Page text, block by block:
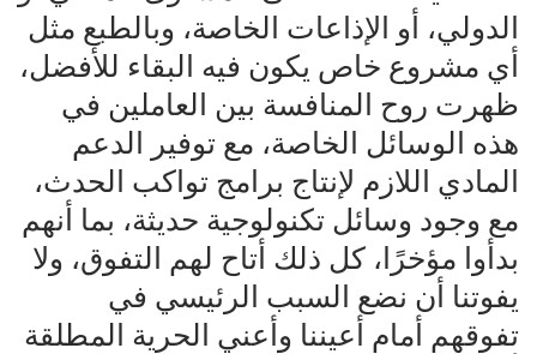
الدولي، أو الإذاعات الخاصة، وبالطبع مثل
أي مشروع خاص يكون فيه البقاء للأفضل،
ظهرت روح المنافسة بين العاملين في
هذه الوسائل الخاصة، مع توفير الدعم
المادي اللازم لإنتاج برامج تواكب الحدث،
مع وجود وسائل تكنولوجية حديثة، بما أنهم
بدأوا مؤخرًا، كل ذلك أتاح لهم التفوق، ولا
يفوتنا أن نضع السبب الرئيسي في
تفوقهم أمام أعيننا وأعني الحرية المطلقة